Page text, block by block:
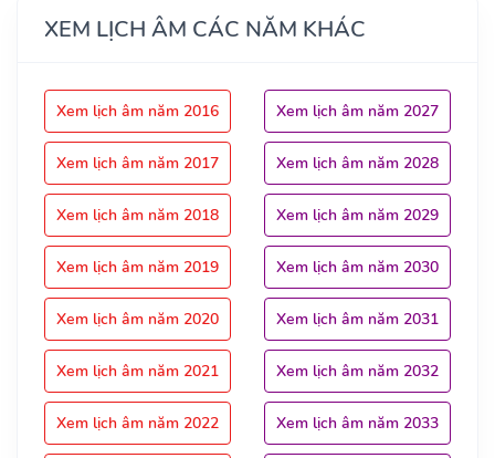
XEM LỊCH ÂM CÁC NĂM KHÁC
Xem lịch âm năm 2016
Xem lịch âm năm 2017
Xem lịch âm năm 2018
Xem lịch âm năm 2019
Xem lịch âm năm 2020
Xem lịch âm năm 2021
Xem lịch âm năm 2022
Xem lịch âm năm 2027
Xem lịch âm năm 2028
Xem lịch âm năm 2029
Xem lịch âm năm 2030
Xem lịch âm năm 2031
Xem lịch âm năm 2032
Xem lịch âm năm 2033